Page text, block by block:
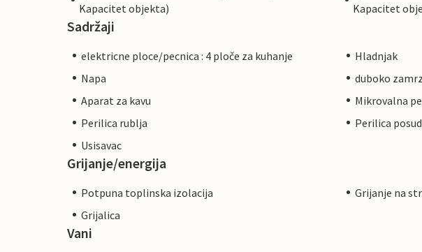
Kapacitet objekta)
Kapacitet
Sadržaji
elektricne ploce/pecnica : 4 ploče za kuhanje
Hladnjak
Napa
duboko
Aparat za kavu
Mikrovalna
Perilica rublja
Perilica
Usisavac
Grijanje/energija
Potpuna toplinska izolacija
Grijanje na
Grijalica
Vani